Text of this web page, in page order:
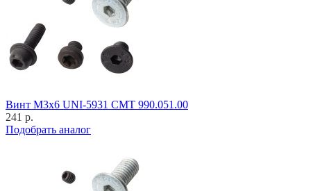
Винт M3x6 UNI-5931 CMT 990.051.00
241 р.
Подобрать аналог